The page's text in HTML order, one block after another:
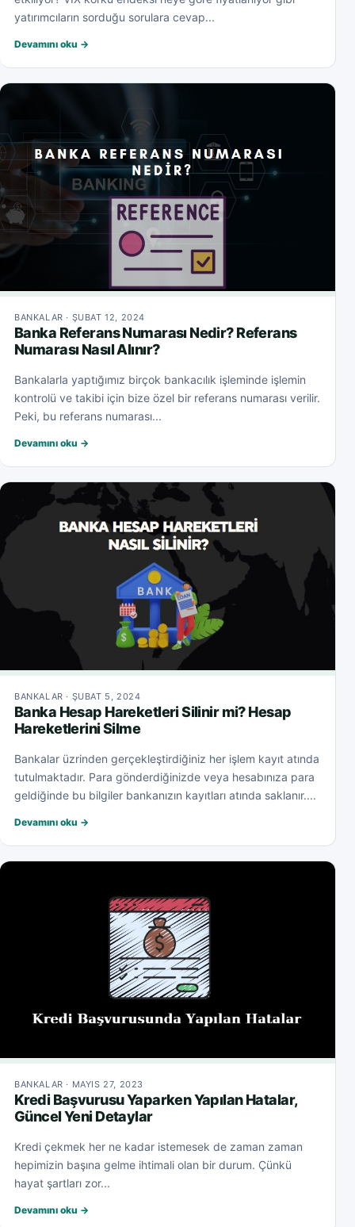
yatırımcıların sorduğu sorulara cevap...
Devamını oku →
BANKALAR · ŞUBAT 12, 2024
Banka Referans Numarası Nedir? Referans
Numarası Nasıl Alınır?
Bankalarla yaptığımız birçok bankacılık işleminde işlemin
kontrolü ve takibi için bize özel bir referans numarası verilir.
Peki, bu referans numarası...
Devamını oku →
BANKALAR · ŞUBAT 5, 2024
Banka Hesap Hareketleri Silinir mi? Hesap
Hareketlerini Silme
Bankalar üzrinden gerçekleştirdiğiniz her işlem kayıt atında
tutulmaktadır. Para gönderdiğinizde veya hesabınıza para
geldiğinde bu bilgiler bankanızın kayıtları atında saklanır....
Devamını oku →
BANKALAR · MAYIS 27, 2023
Kredi Başvurusu Yaparken Yapılan Hatalar,
Güncel Yeni Detaylar
Kredi çekmek her ne kadar istemesek de zaman zaman
hepimizin başına gelme ihtimali olan bir durum. Çünkü
hayat şartları zor...
Devamını oku →